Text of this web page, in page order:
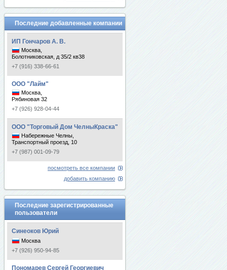
Последние добавленные компании
ИП Гончаров А. В.
Москва,
Болотниковская, д 35/2 кв38
+7 (916) 338-66-61
ООО "Лайм"
Москва,
Рябиновая 32
+7 (926) 928-04-44
ООО "Торговый Дом ЧелныКраска"
Набережные Челны,
Транспортный проезд, 10
+7 (987) 001-09-79
посмотреть все компании
добавить компанию
Последние зарегистрированные
пользователи
Синеоков Юрий
Москва
+7 (926) 950-94-85
Пономарев Сергей Георгиевич